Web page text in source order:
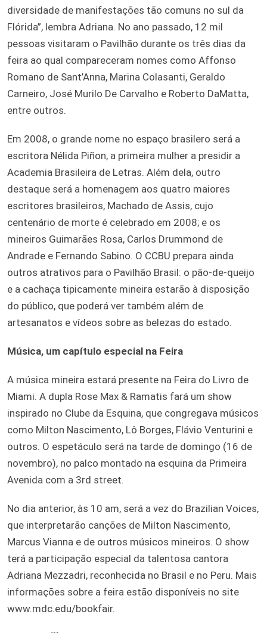
diversidade de manifestações tão comuns no sul da
Flórida”, lembra Adriana. No ano passado, 12 mil
pessoas visitaram o Pavilhão durante os três dias da
feira ao qual compareceram nomes como Affonso
Romano de Sant’Anna, Marina Colasanti, Geraldo
Carneiro, José Murilo De Carvalho e Roberto DaMatta,
entre outros.
Em 2008, o grande nome no espaço brasilero será a
escritora Nélida Piñon, a primeira mulher a presidir a
Academia Brasileira de Letras. Além dela, outro
destaque será a homenagem aos quatro maiores
escritores brasileiros, Machado de Assis, cujo
centenário de morte é celebrado em 2008; e os
mineiros Guimarães Rosa, Carlos Drummond de
Andrade e Fernando Sabino. O CCBU prepara ainda
outros atrativos para o Pavilhão Brasil: o pão-de-queijo
e a cachaça tipicamente mineira estarão à disposição
do público, que poderá ver também além de
artesanatos e vídeos sobre as belezas do estado.
Música, um capítulo especial na Feira
A música mineira estará presente na Feira do Livro de
Miami. A dupla Rose Max & Ramatis fará um show
inspirado no Clube da Esquina, que congregava músicos
como Milton Nascimento, Lô Borges, Flávio Venturini e
outros. O espetáculo será na tarde de domingo (16 de
novembro), no palco montado na esquina da Primeira
Avenida com a 3rd street.
No dia anterior, às 10 am, será a vez do Brazilian Voices,
que interpretarão canções de Milton Nascimento,
Marcus Vianna e de outros músicos mineiros. O show
terá a participação especial da talentosa cantora
Adriana Mezzadri, reconhecida no Brasil e no Peru. Mais
informações sobre a feira estão disponíveis no site
www.mdc.edu/bookfair.